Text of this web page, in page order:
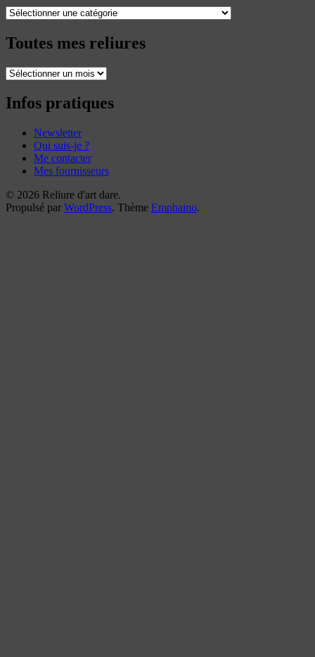
Catégories
Toutes mes reliures
Toutes
reliures
Infos pratiques
Newsletter
Qui suis-je ?
Me contacter
Mes fournisseurs
© 2026 Reliure d'art dare.
Propulsé par WordPress. Thème Emphaino.